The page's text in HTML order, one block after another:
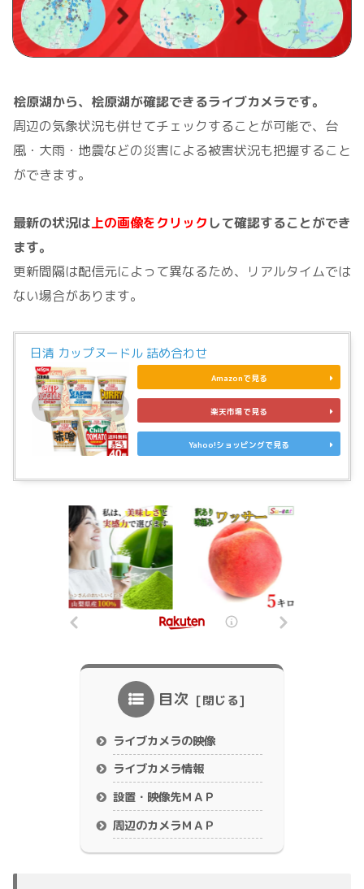
桧原湖から、桧原湖が確認できるライブカメラです。
周辺の気象状況も併せてチェックすることが可能で、台
風・大雨・地震などの災害による被害状況も把握すること
ができます。
最新の状況は上の画像をクリック して確認することができ
ます。
更新間隔は配信元によって異なるため、リアルタイムでは
ない場合があります。
日清 カップヌードル 詰め合わせ
Amazonで見る
楽天市場で見る
Yahoo!ショッピングで見る
目次
ライブカメラの映像
ライブカメラ情報
設置・映像先ＭＡＰ
周辺のカメラＭＡＰ